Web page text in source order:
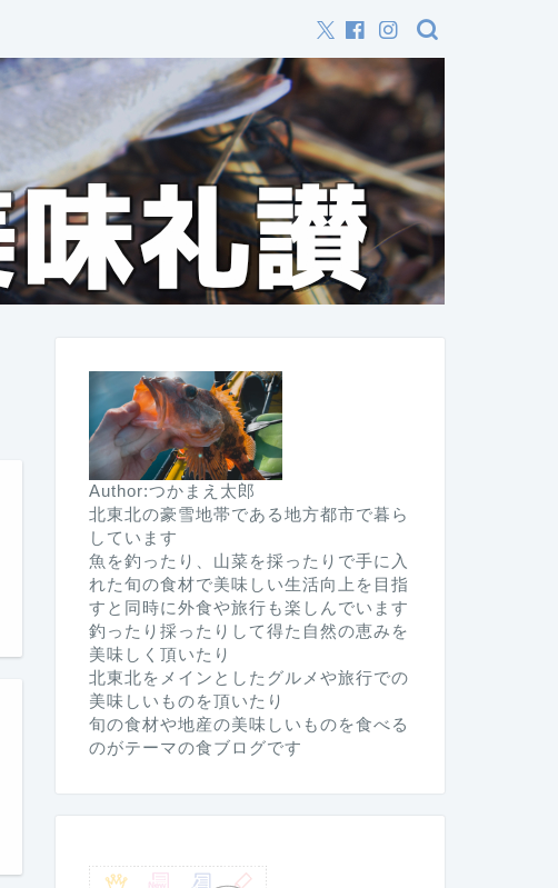
Author:つかまえ太郎
北東北の豪雪地帯である地方都市で暮ら
しています
魚を釣ったり、山菜を採ったりで手に入
れた旬の食材で美味しい生活向上を目指
すと同時に外食や旅行も楽しんでいます
釣ったり採ったりして得た自然の恵みを
美味しく頂いたり
北東北をメインとしたグルメや旅行での
美味しいものを頂いたり
旬の食材や地産の美味しいものを食べる
のがテーマの食ブログです